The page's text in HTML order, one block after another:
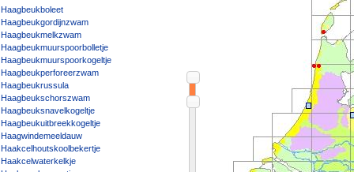
Haagbeukboleet
Haagbeukgordijnzwam
Haagbeukmelkzwam
Haagbeukmuurspoorbolletje
Haagbeukmuurspoorkogeltje
Haagbeukperforeerzwam
Haagbeukrussula
Haagbeukschorszwam
Haagbeuksnavelkogeltje
Haagbeukuitbreekkogeltje
Haagwindemeeldauw
Haakcelhoutskoolbekertje
Haakcelwaterkelkje